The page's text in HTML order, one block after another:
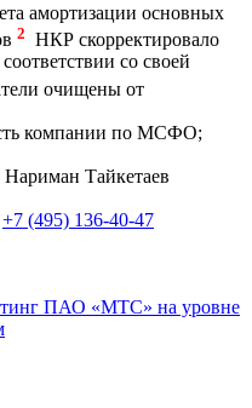
амортизации основных
2 НКР скорректировало
со своей
очищены от
компании по МСФО;
Нариман Тайкетаев
+7 (495) 136-40-47
ПАО «МТС» на уровне